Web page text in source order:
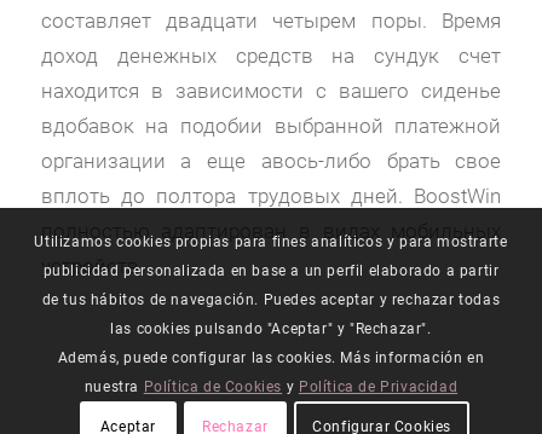
составляет двадцати четырем поры. Время
доход денежных средств на сундук счет
находится в зависимости с вашего сиденье
вдобавок на подобии выбранной платежной
организации а еще авось-либо брать свое
вплоть до полтора трудовых дней. BoostWin
полностью адаптирован в видах мобильных
устройств.
Utilizamos cookies propias para fines analíticos y para mostrarte
publicidad personalizada en base a un perfil elaborado a partir
de tus hábitos de navegación. Puedes aceptar y rechazar todas
las cookies pulsando "Aceptar" y "Rechazar".
Además, puede configurar las cookies. Más información en
nuestra Política de Cookies y Política de Privacidad
Aceptar Rechazar Configurar Cookies